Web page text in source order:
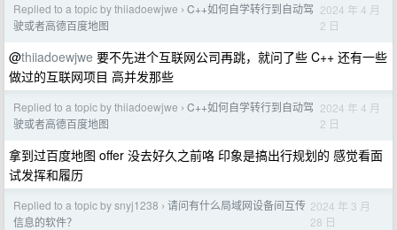
Replied to a topic by thiiadoewjwe › C++如何自学转行到自动驾
驶或者高德百度地图
2024 年 4 月
2 日
@thiiadoewjwe 要不先进个互联网公司再跳，就问了些 C++ 还有一些
做过的互联网项目 高并发那些
Replied to a topic by thiiadoewjwe › C++如何自学转行到自动驾
驶或者高德百度地图
2024 年 4 月
2 日
拿到过百度地图 offer 没去好久之前咯 印象是搞出行规划的 感觉看面
试发挥和履历
Replied to a topic by snyj1238 › 请问有什么局域网设备间互传
信息的软件？
2024 年 3 月
28 日